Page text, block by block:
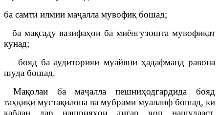
ба самти илмии маҷалла мувофиқ бошад;
ба мақсаду вазифаҳои ба миёнгузошта мувофиқат
кунад;
бояд ба аудиторияи муайяни ҳадафманд равона
шуда бошад.
Мақолаи ба маҷалла пешниҳодгардида бояд
таҳқиқи мустақилона ва мубрами муаллиф бошад, ки
қаблан дар нашрияҳои дигар чоп нашудааст.